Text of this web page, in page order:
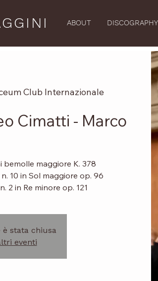
ABOUT DISCOGRAPHY
Club Internazionale
Cimatti - Marco
bemolle maggiore K. 378
10 in Sol maggiore op. 96
2 in Re minore op. 121
è stata chiusa
eventi